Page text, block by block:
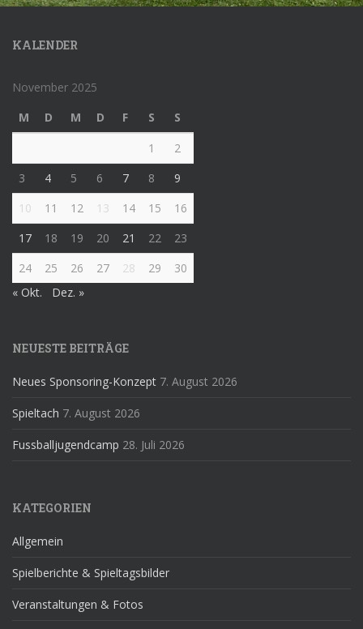
KALENDER
November 2025
M
D M D F S
S
1
2
3
4 5 6 7 8
9
10
11 12 13 14 15
16
17
18 19 20 21 22
23
24
25 26 27 28 29
30
« Okt.
Dez. »
NEUESTE BEITRÄGE
Neues Sponsoring-Konzept 7. August 2026
Spieltach 7. August 2026
Fussballjugendcamp 28. Juli 2026
KATEGORIEN
Allgemein
Spielberichte & Spieltagsbilder
Veranstaltungen & Fotos